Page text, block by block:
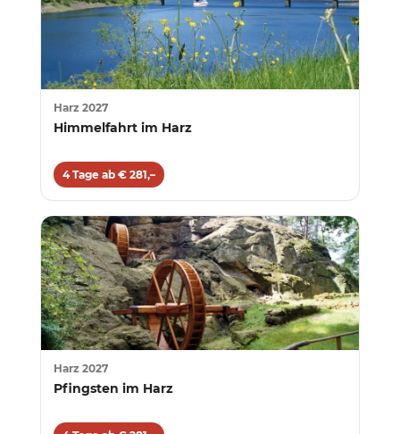
Harz 2027
Himmelfahrt im Harz
4 Tage ab € 281,–
Harz 2027
Pfingsten im Harz